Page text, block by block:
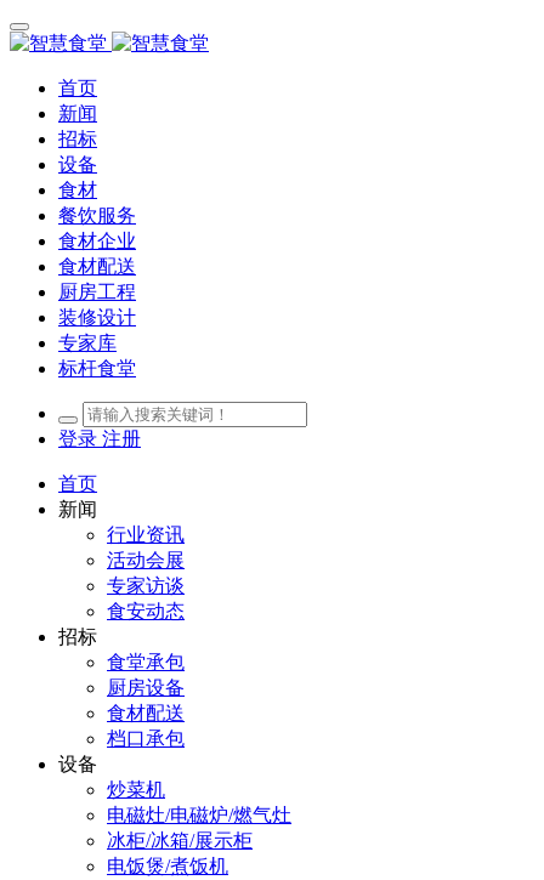
首页
新闻
招标
设备
食材
餐饮服务
食材企业
食材配送
厨房工程
装修设计
专家库
标杆食堂
登录 注册
首页
新闻
行业资讯
活动会展
专家访谈
食安动态
招标
食堂承包
厨房设备
食材配送
档口承包
设备
炒菜机
电磁灶/电磁炉/燃气灶
冰柜/冰箱/展示柜
电饭煲/煮饭机